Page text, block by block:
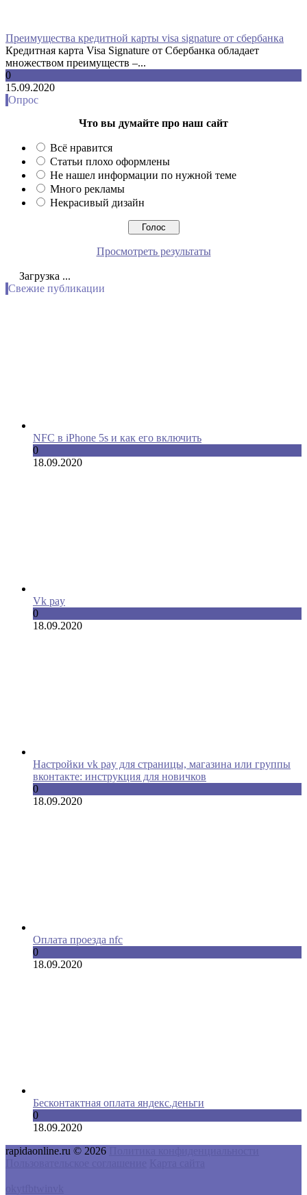
Преимущества кредитной карты visa signature от сбербанка
Кредитная карта Visa Signature от Сбербанка обладает
множеством преимуществ –...
0
15.09.2020
Опрос
Что вы думайте про наш сайт
Всё нравится
Статьи плохо оформлены
Не нашел информации по нужной теме
Много рекламы
Некрасивый дизайн
Просмотреть результаты
Загрузка ...
Свежие публикации
NFC в iPhone 5s и как его включить
0
18.09.2020
Vk pay
0
18.09.2020
Настройки vk pay для страницы, магазина или группы
вконтакте: инструкция для новичков
0
18.09.2020
Оплата проезда nfc
0
18.09.2020
Бесконтактная оплата яндекс.деньги
0
18.09.2020
rapidaonline.ru © 2026